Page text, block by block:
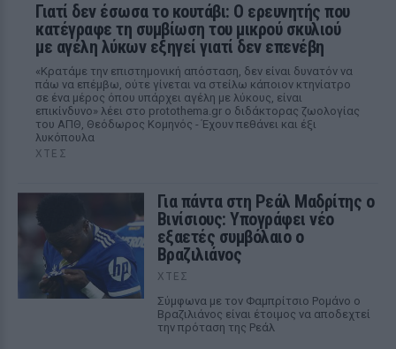
Γιατί δεν έσωσα το κουτάβι: Ο ερευνητής που
κατέγραφε τη συμβίωση του μικρού σκυλιού
με αγέλη λύκων εξηγεί γιατί δεν επενέβη
«Κρατάμε την επιστημονική απόσταση, δεν είναι δυνατόν να
πάω να επέμβω, ούτε γίνεται να στείλω κάποιον κτηνίατρο
σε ένα μέρος όπου υπάρχει αγέλη με λύκους, είναι
επικίνδυνο» λέει στο protothema.gr ο διδάκτορας ζωολογίας
του ΑΠΘ, Θεόδωρος Κομηνός - Έχουν πεθάνει και έξι
λυκόπουλα
ΧΤΕΣ
Για πάντα στη Ρεάλ Μαδρίτης ο
Βινίσιους: Υπογράφει νέο
εξαετές συμβόλαιο ο
Βραζιλιάνος
ΧΤΕΣ
Σύμφωνα με τον Φαμπρίτσιο Ρομάνο ο
Βραζιλιάνος είναι έτοιμος να αποδεχτεί
την πρόταση της Ρεάλ